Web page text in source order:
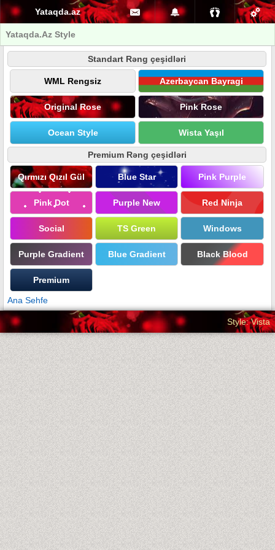
Yataqda.az
Yataqda.Az Style
Standart Rəng çeşidləri
WML Rengsiz Azerbaycan Bayragi
Original Rose Pink Rose
Ocean Style Wista Yaşıl
Premium Rəng çeşidləri
Qırmızı Qızıl Gül Blue Star Pink Purple
Pink Dot Purple New Red Ninja
Social TS Green Windows
Purple Gradient Blue Gradient Black Blood
Premium
Ana Sehfe
Style: Vista